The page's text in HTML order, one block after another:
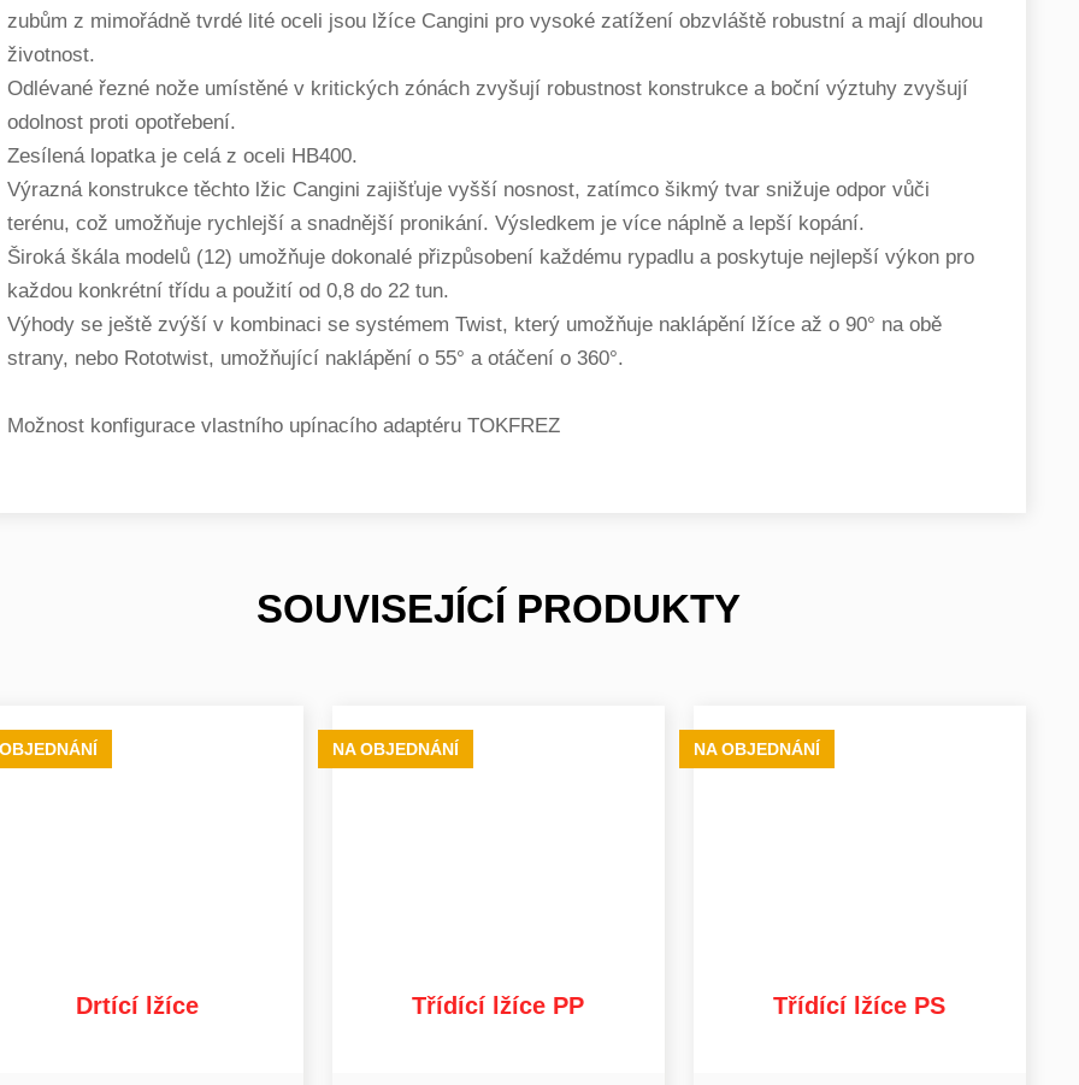
zubům z mimořádně tvrdé lité oceli jsou lžíce Cangini pro vysoké zatížení obzvláště robustní a mají dlouhou
životnost.
Odlévané řezné nože umístěné v kritických zónách zvyšují robustnost konstrukce a boční výztuhy zvyšují
odolnost proti opotřebení.
Zesílená lopatka je celá z oceli HB400.
Výrazná konstrukce těchto lžic Cangini zajišťuje vyšší nosnost, zatímco šikmý tvar snižuje odpor vůči
terénu, což umožňuje rychlejší a snadnější pronikání. Výsledkem je více náplně a lepší kopání.
Široká škála modelů (12) umožňuje dokonalé přizpůsobení každému rypadlu a poskytuje nejlepší výkon pro
každou konkrétní třídu a použití od 0,8 do 22 tun.
Výhody se ještě zvýší v kombinaci se systémem Twist, který umožňuje naklápění lžíce až o 90° na obě
strany, nebo Rototwist, umožňující naklápění o 55° a otáčení o 360°.
Možnost konfigurace vlastního upínacího adaptéru TOKFREZ
SOUVISEJÍCÍ PRODUKTY
Drtící lžíce
NA OBJEDNÁNÍ
Třídící lžíce PP
NA OBJEDNÁNÍ
Třídící lžíce PS